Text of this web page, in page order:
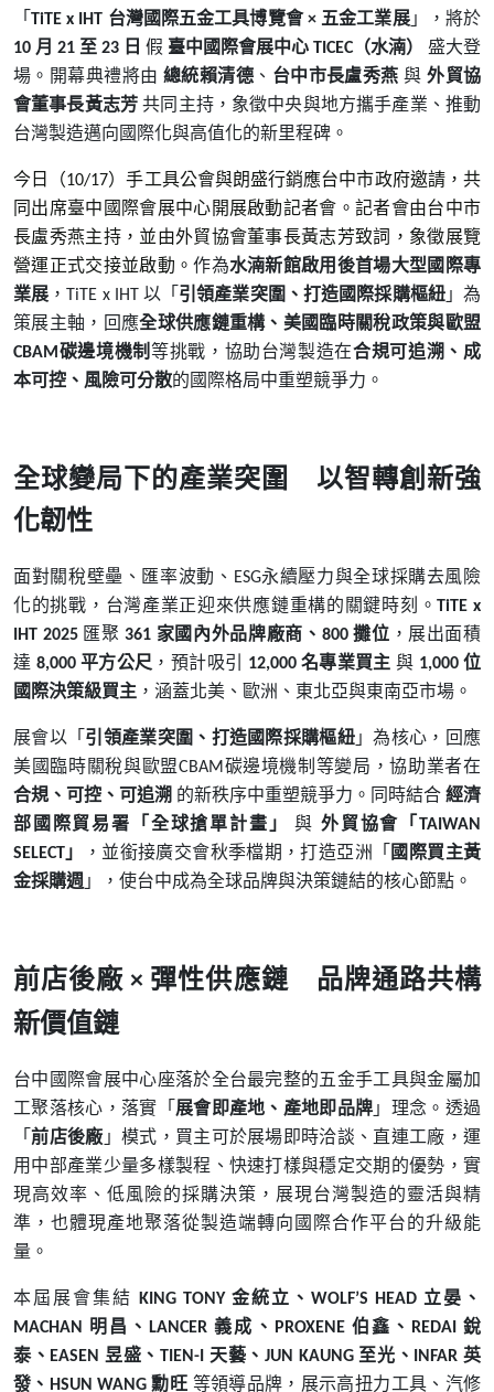
「TiTE x IHT 台灣國際五金工具博覽會× 五金工業展」，將於
10 月 21 至 23 日 假 臺中國際會展中心 TICEC （水湳）
盛大登
場。開幕典禮將由 總統賴清德 、 台中市長盧秀燕 與 外貿協
會董事長黃志芳 共同主持，象徵中央與地方攜手產業、推動
台灣製造邁向國際化與高值化的新里程碑。
今日（10/17）手工具公會與朗盛行銷應台中市政府邀請，共
同出席臺中國際會展中心開展啟動記者會。記者會由台中市
長盧秀燕主持，並由外貿協會董事長黃志芳致詞，象徵展覽
營運正式交接並啟動。作為水湳新館啟用後首場大型國際專
業展 ，TiTE x IHT 以「 引領產業突圍、打造國際採購樞紐」為
策展主軸，回應全球供應鏈重構、美國臨時關稅政策與歐盟
CBAM 碳邊境機制 等挑戰，協助台灣製造在合規可追溯、 成
本可控、風險可分散的國際格局中重塑競爭力。
全球變局下的產業突圍 以智轉創新強
化韌性
面對關稅壁壘、匯率波動、 ESG永續壓力與全球採購去風險
化的挑戰，台灣產業正迎來供應鏈重構的關鍵時刻。TiTE x
IHT 2025 匯聚 361 家國內外品牌廠商、 800攤位 ，展出面積
達 8,000平方公尺 ，預計吸引 12,000 名專業買主 與 1,000位
國際決策級買主 ，涵蓋北美、歐洲、東北亞與東南亞市場。
展會以「 引領產業突圍、打造國際採購樞紐 」為核心，回應
美國臨時關稅與歐盟CBAM碳邊境機制等變局，協助業者在
合規、可控、可追溯 的新秩序中重塑競爭力。同時結合 經濟
部國際貿易署「全球搶單計畫」
與 外貿協會「TAIWAN
SELECT 」 ，並銜接廣交會秋季檔期，打造亞洲「 國際買主黃
金採購週 」，使台中成為全球品牌與決策鏈結的核心節點。
前店後廠 × 彈性供應鏈 品牌通路共構
新價值鏈
台中國際會展中心座落於全台最完整的五金手工具與金屬加
工聚落核心，落實「 展會即產地、產地即品牌 」理念。透過
「前店後廠 」模式，買主可於展場即時洽談、直連工廠，運
用中部產業少量多樣製程、快速打樣與穩定交期的優勢，實
現高效率、低風險的採購決策，展現台灣製造的靈活與精
準，也體現產地聚落從製造端轉向國際合作平台的升級能
量。
本屆展會集結 KING TONY 金統立、 WOLF’S HEAD 立晏、
MACHAN 明昌、LANCER義成、 PROXENE 伯鑫、 REDAI銳
泰、 EASEN昱盛、TIEN-I 天藝、 JUN KAUNG 至光、 INFAR 英
發、 HSUN WANG勳旺 等領導品牌，展示高扭力工具、汽修